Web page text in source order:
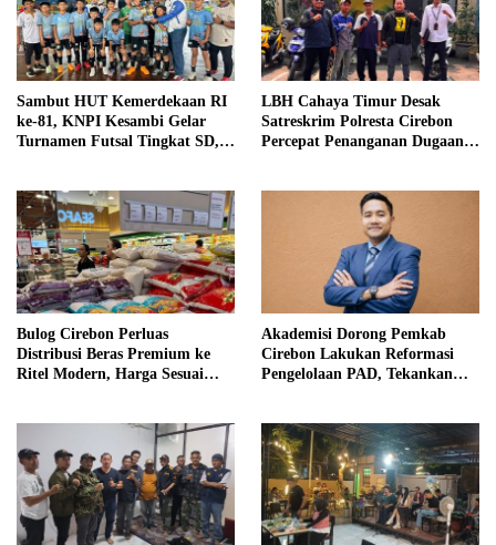
Sambut HUT Kemerdekaan RI
ke-81, KNPI Kesambi Gelar
Turnamen Futsal Tingkat SD,
LBH Cahaya Timur Desak
Satreskrim Polresta Cirebon
Percepat Penanganan Dugaan
Bulog Cirebon Perluas
Distribusi Beras Premium ke
Ritel Modern, Harga Sesuai
Akademisi Dorong Pemkab
Cirebon Lakukan Reformasi
Pengelolaan PAD, Tekankan